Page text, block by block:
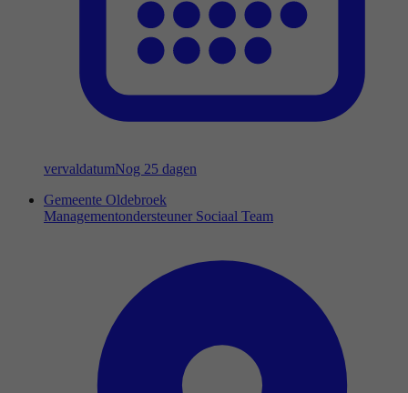
vervaldatumNog 25 dagen
Gemeente Oldebroek
Managementondersteuner Sociaal Team